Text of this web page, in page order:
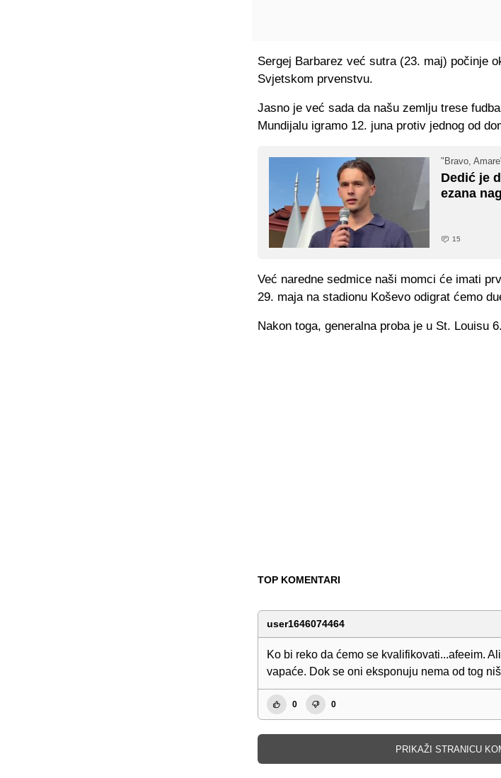
Sergej Barbarez već sutra (23. maj) počinje
Svjetskom prvenstvu.
Jasno je već sada da našu zemlju trese
Mundijalu igramo 12. juna protiv jednog od
"Bravo,
Dedić je
ezana
15
Već naredne sedmice naši momci će imati
29. maja na stadionu Koševo odigrat ćemo
Nakon toga, generalna proba je u St. Louisu
TOP KOMENTARI
user1646074464
Ko bi reko da ćemo se kvalifikovati...afeeim.
vapaće. Dok se oni eksponuju nema od tog
0 0
PRIKAŽI STRANICU